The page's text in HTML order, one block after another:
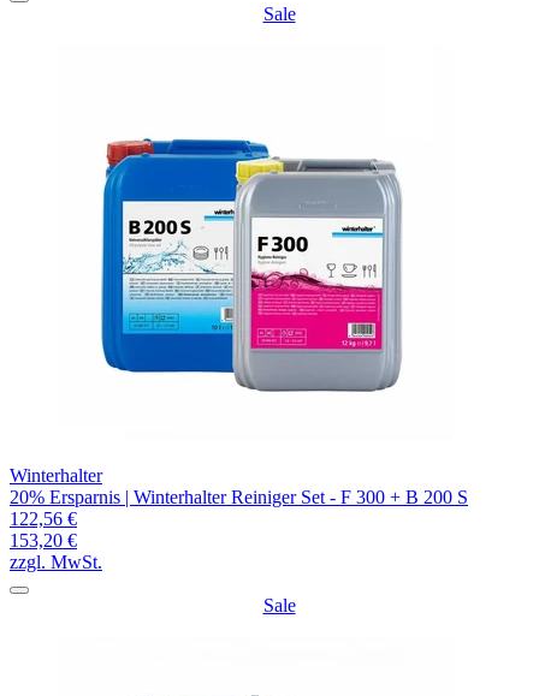
Sale
Winterhalter
20% Ersparnis | Winterhalter Reiniger Set - F 300 + B 200 S
122,56 €
153,20 €
zzgl. MwSt.
Sale